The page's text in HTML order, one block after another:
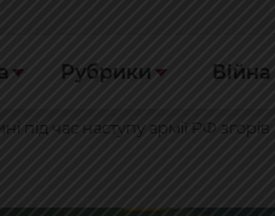
Рубрики Війна
під час наступу армії РФ